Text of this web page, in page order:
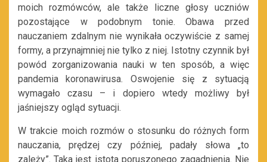
moich rozmówców, ale także liczne głosy uczniów
pozostające w podobnym tonie. Obawa przed
nauczaniem zdalnym nie wynikała oczywiście z samej
formy, a przynajmniej nie tylko z niej. Istotny czynnik był
powód zorganizowania nauki w ten sposób, a więc
pandemia koronawirusa. Oswojenie się z sytuacją
wymagało czasu – i dopiero wtedy możliwy był
jaśniejszy ogląd sytuacji.
W trakcie moich rozmów o stosunku do różnych form
nauczania, prędzej czy później, padały słowa „to
zależy”. Taka jest istota poruszonego zagadnienia. Nie